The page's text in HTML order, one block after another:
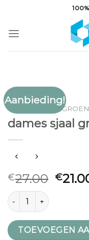
inhoud
Aanbieding!
DAMES SJAAL GROEN
dames sjaal
€27.00 €
dames sjaal groen
TOEVOEGEN